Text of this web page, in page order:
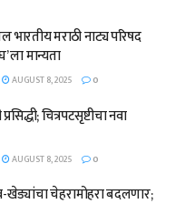
मराठी नाट्य परिषद
ला मान्यता
AUGUST 8, 2025 0
चित्रपटसृष्टीचा नवा
AUGUST 8, 2025 0
चेहरामोहरा बदलणार;